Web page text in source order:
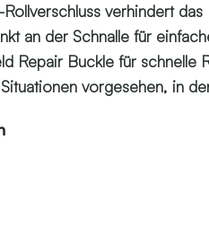
verhindert
an der Schnalle für
Repair Buckle für schnelle
vorgesehen, in